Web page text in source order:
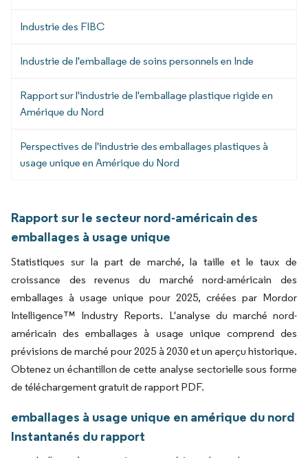
Industrie des FIBC
Industrie de l'emballage de soins personnels en Inde
Rapport sur l'industrie de l'emballage plastique rigide en
Amérique du Nord
Perspectives de l'industrie des emballages plastiques à
usage unique en Amérique du Nord
Rapport sur le secteur nord-américain des
emballages à usage unique
Statistiques sur la part de marché, la taille et le taux de
croissance des revenus du marché nord-américain des
emballages à usage unique pour 2025, créées par Mordor
Intelligence™ Industry Reports. L'analyse du marché nord-
américain des emballages à usage unique comprend des
prévisions de marché pour 2025 à 2030 et un aperçu historique.
Obtenez un échantillon de cette analyse sectorielle sous forme
de téléchargement gratuit de rapport PDF.
emballages à usage unique en amérique du nord
Instantanés du rapport